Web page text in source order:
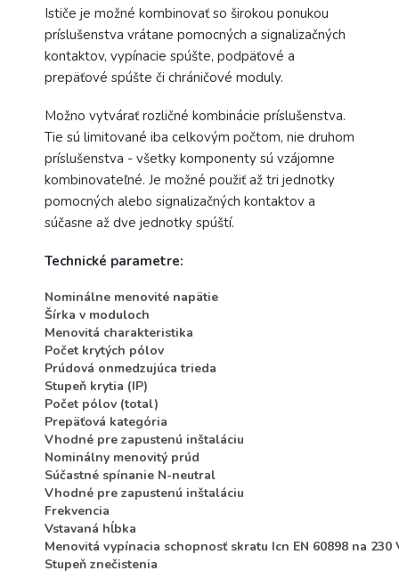
Ističe je možné kombinovať so širokou ponukou
príslušenstva vrátane pomocných a signalizačných
kontaktov, vypínacie spúšte, podpäťové a
prepäťové spúšte či chráničové moduly.
Možno vytvárať rozličné kombinácie príslušenstva.
Tie sú limitované iba celkovým počtom, nie druhom
príslušenstva - všetky komponenty sú vzájomne
kombinovateľné. Je možné použiť až tri jednotky
pomocných alebo signalizačných kontaktov a
súčasne až dve jednotky spúští.
Technické parametre:
Nominálne menovité napätie
Šírka v moduloch
Menovitá charakteristika
Počet krytých pólov
Prúdová onmedzujúca trieda
Stupeň krytia (IP)
Počet pólov (total)
Prepäťová kategória
Vhodné pre zapustenú inštaláciu
Nominálny menovitý prúd
Súčastné spínanie N-neutral
Vhodné pre zapustenú inštaláciu
Frekvencia
Vstavaná hĺbka
Menovitá vypínacia schopnosť skratu Icn EN 60898 na 230
Stupeň znečistenia